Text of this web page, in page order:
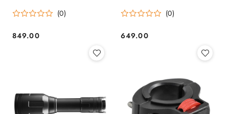
(0)
Cena:
849.00
(0)
Cena:
649.00